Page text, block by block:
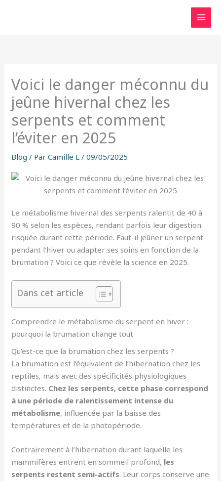
Voici le danger méconnu du
jeûne hivernal chez les
serpents et comment
l’éviter en 2025
Blog / ParCamille L/09/05/2025
Le métabolisme hivernal des serpents ralentit de 40 à
90 % selon les espèces, rendant parfois leur digestion
risquée durant cette période. Faut-il jeûner un serpent
pendant l’hiver ou adapter ses soins en fonction de la
brumation ? Voici ce que révèle la science en 2025.
Dans cet article
Comprendre le métabolisme du serpent en hiver :
pourquoi la brumation change tout
Qu’est-ce que la brumation chez les serpents ?
La brumation est l’équivalent de l’hibernation chez les
reptiles, mais avec des spécificités physiologiques
distinctes. Chez les serpents, cette phase correspond
à une période de ralentissement intense du
métabolisme, influencée par la baisse des
températures et de la photopériode.
Contrairement à l’hibernation durant laquelle les
mammifères entrent en sommeil profond, les
serpents restent semi-actifs. Leur corps conserve une